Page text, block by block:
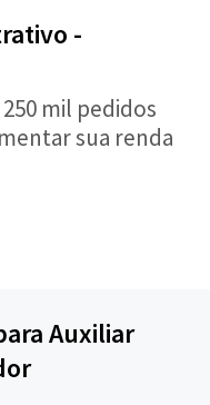
-
mil pedidos
sua renda
Auxiliar